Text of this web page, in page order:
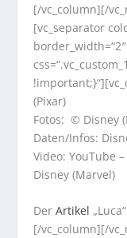
[/vc_column][/
[vc_separator
border_width=“2″
(Pixar)
Fotos: © Disney
Daten/Infos:
Video: YouTube
Disney (Marvel)
DerArtikel
[/vc_column][/